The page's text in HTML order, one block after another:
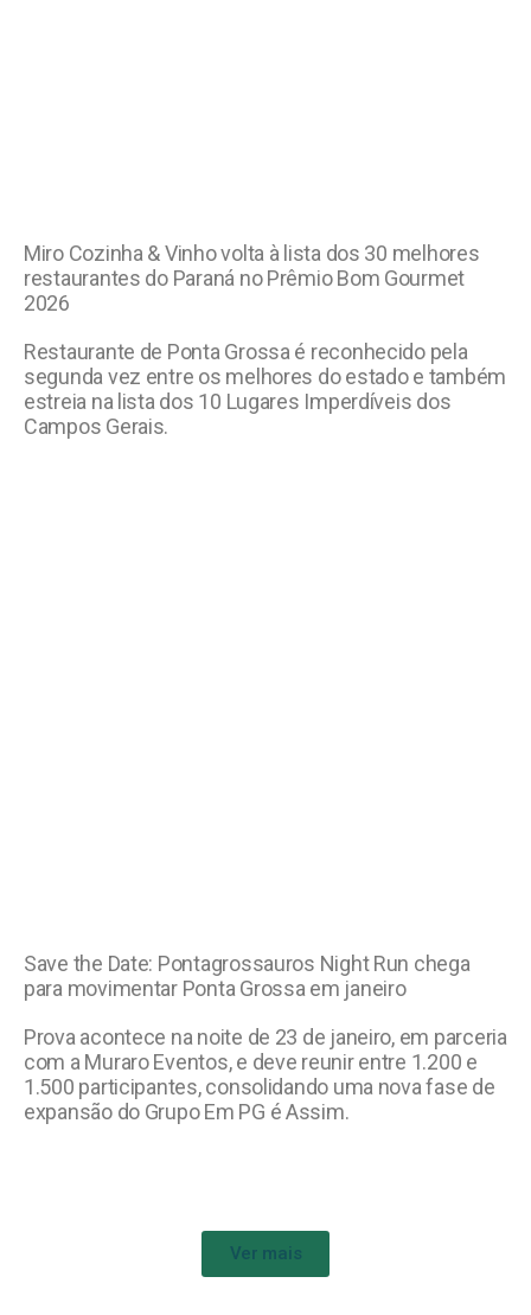
Miro Cozinha & Vinho volta à lista dos 30 melhores
restaurantes do Paraná no Prêmio Bom Gourmet
2026
Restaurante de Ponta Grossa é reconhecido pela
segunda vez entre os melhores do estado e também
estreia na lista dos 10 Lugares Imperdíveis dos
Campos Gerais.
Save the Date: Pontagrossauros Night Run chega
para movimentar Ponta Grossa em janeiro
Prova acontece na noite de 23 de janeiro, em parceria
com a Muraro Eventos, e deve reunir entre 1.200 e
1.500 participantes, consolidando uma nova fase de
expansão do Grupo Em PG é Assim.
Ver mais